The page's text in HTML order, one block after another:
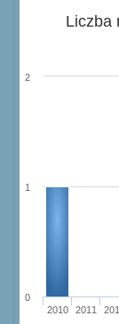
Liczba
2010 2011
0
1
2